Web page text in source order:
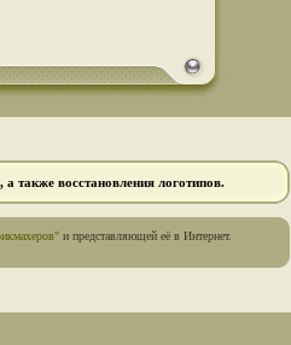
также восстановления логотипов.
и представляющей её в Интернет.